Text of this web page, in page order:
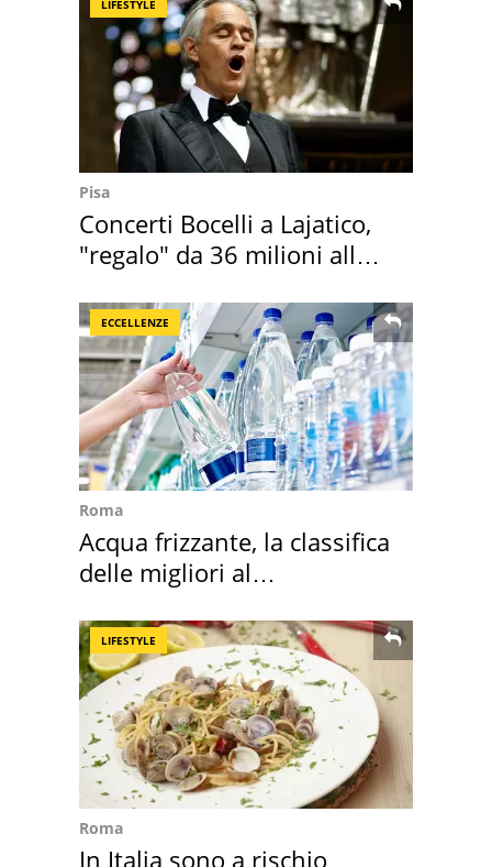
LIFESTYLE
Pisa
Concerti Bocelli a Lajatico,
"regalo" da 36 milioni alla
ECCELLENZE
Roma
Acqua frizzante, la classifica
delle migliori al
LIFESTYLE
Roma
In Italia sono a rischio